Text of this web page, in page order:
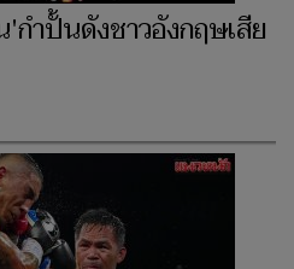
กำปั้นดังชาวอังกฤษเสีย